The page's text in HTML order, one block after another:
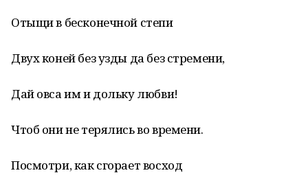
Отыщи в бесконечной степи
Двух коней без узды да без стремени,
Дай овса им и дольку любви!
Чтоб они не терялись во времени.
Посмотри, как сгорает восход